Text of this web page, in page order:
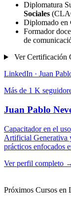
Diplomatura
Sociales
Diplomado en
Formador
de
Ver Certificación
LinkedIn · Juan
Más de 1 K
Juan Pablo
Capacitador en el
Artificial Generativa
prácticos enfocados
Ver perfil completo
Próximos Cursos en